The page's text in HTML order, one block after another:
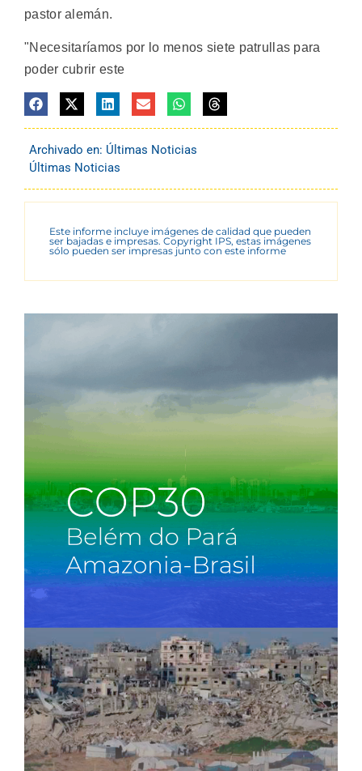
pastor alemán.
"Necesitaríamos por lo menos siete patrullas para
poder cubrir este
Archivado en: Últimas Noticias
Últimas Noticias
Este informe incluye imágenes de calidad que pueden
ser bajadas e impresas. Copyright IPS, estas imágenes
sólo pueden ser impresas junto con este informe